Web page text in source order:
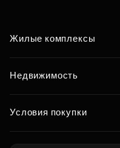
Жилые комплексы
Недвижимость
Условия покупки